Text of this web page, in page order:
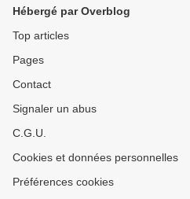
Hébergé par Overblog
Top articles
Pages
Contact
Signaler un abus
C.G.U.
Cookies et données personnelles
Préférences cookies